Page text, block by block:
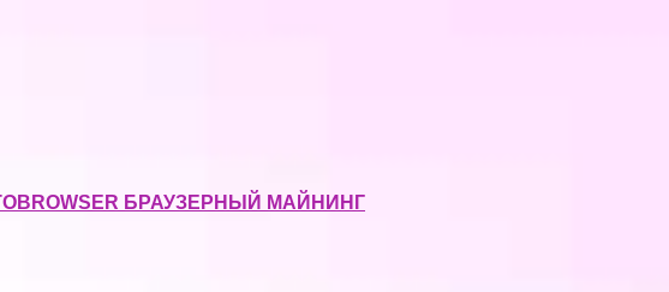
БРАУЗЕРНЫЙ МАЙНИНГ